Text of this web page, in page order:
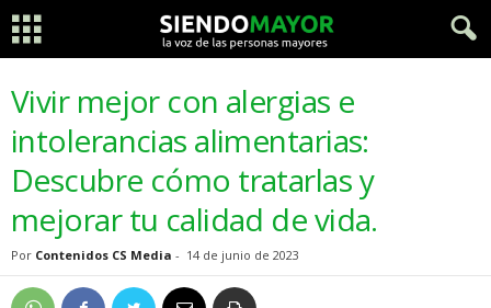
Vivir mejor con alergias e
intolerancias alimentarias:
Descubre cómo tratarlas y
mejorar tu calidad de vida.
Por Contenidos CS Media - 14 de junio de 2023